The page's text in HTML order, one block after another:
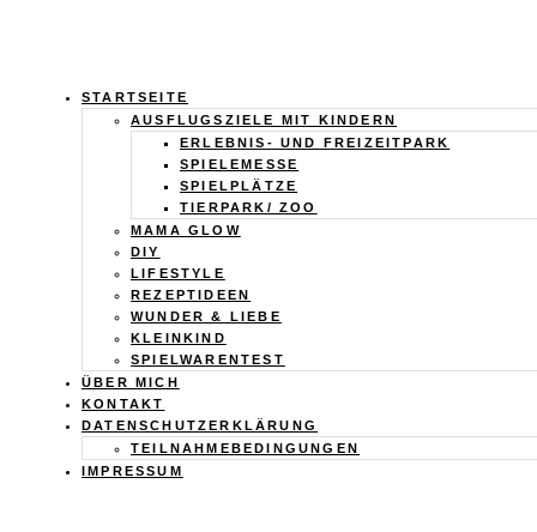
Calistas
Traum
STARTSEITE
AUSFLUGSZIELE MIT KINDERN
ERLEBNIS- UND FREIZEITPARK
SPIELEMESSE
SPIELPLÄTZE
TIERPARK/ ZOO
MAMA GLOW
DIY
LIFESTYLE
REZEPTIDEEN
WUNDER & LIEBE
KLEINKIND
SPIELWARENTEST
ÜBER MICH
KONTAKT
DATENSCHUTZERKLÄRUNG
TEILNAHMEBEDINGUNGEN
IMPRESSUM